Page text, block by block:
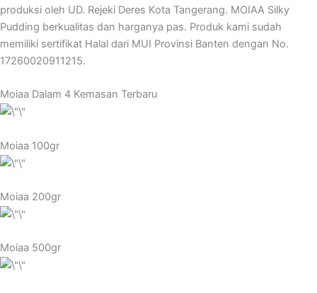
produksi oleh UD. Rejeki Deres Kota Tangerang. MOIAA Silky
Pudding berkualitas dan harganya pas. Produk kami sudah
memiliki sertifikat Halal dari MUI Provinsi Banten dengan No.
17260020911215.
Moiaa Dalam 4 Kemasan Terbaru
Moiaa 100gr
Moiaa 200gr
Moiaa 500gr